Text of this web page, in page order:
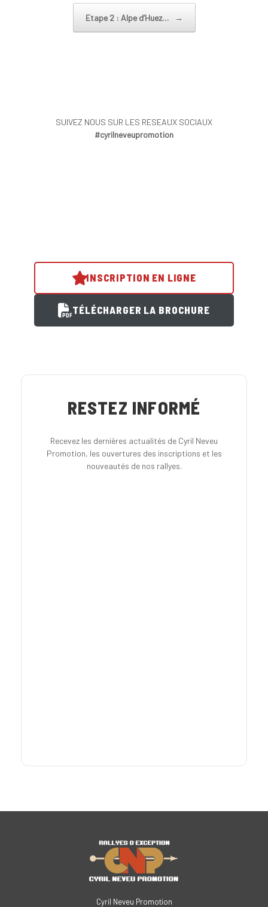
Etape 2 : Alpe d’Huez… →
SUIVEZ NOUS SUR LES RESEAUX SOCIAUX
#cyrilneveupromotion
INSCRIPTION EN LIGNE
TÉLÉCHARGER LA BROCHURE
RESTEZ INFORMÉ
Recevez les dernières actualités de Cyril Neveu
Promotion, les ouvertures des inscriptions et les
nouveautés de nos rallyes.
Cyril Neveu Promotion